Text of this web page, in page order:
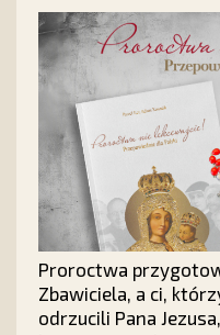
Proroctwa
Zbawiciela, a ci,
odrzucili Pana